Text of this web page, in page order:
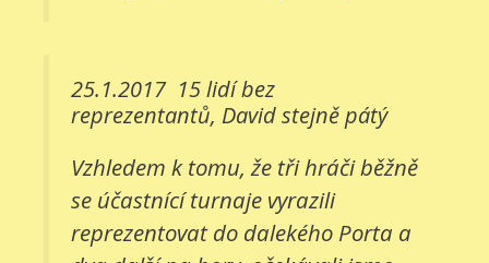
25.1.2017 15 lidí bez
reprezentantů, David stejně pátý
Vzhledem k tomu, že tři hráči běžně
se účastnící turnaje vyrazili
reprezentovat do dalekého Porta a